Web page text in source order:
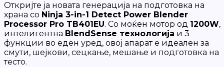
Откријте ја новата генерација на подготовка на
храна со Ninja 3-in-1 Detect Power Blender
Processor Pro TB401EU. Со моќен мотор од 1200W,
интелигентна BlendSense технологија и 3
функции во еден уред, овој апарат е идеален за
смути, шејкови, сецкање, мешање и подготовка на
тесто.